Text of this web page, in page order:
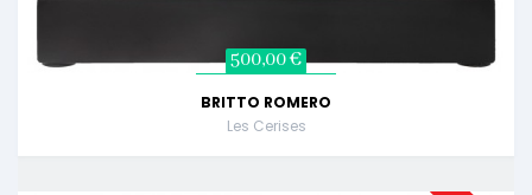
500,00 €
BRITTO ROMERO
Les Cerises